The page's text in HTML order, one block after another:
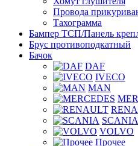
Провода
Тахограмма
Бампер ТСП/Панель
Брус противоподкатный
Бачок
DAF
IVECO
MAN
SCANIA
VOLVO
Прочее